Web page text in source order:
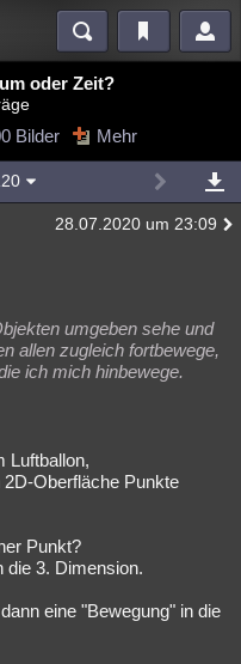
Videos
Mystery Kriminalfälle
Allmystery English
Neue Geschlossen
oder Zeit?
Bilder Mehr
28.07.2020 um 23:09
umgeben sehe und
allen zugleich fortbewege,
ich mich hinbewege.
Luftballon,
Oberfläche Punkte
Punkt?
die 3. Dimension.
eine "Bewegung" in die